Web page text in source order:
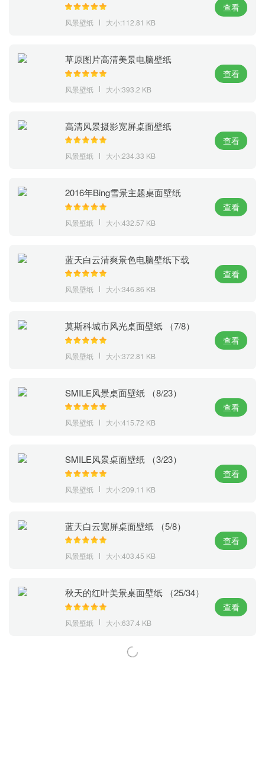
风景壁纸 大小:112.81 KB
查看
草原图片高清美景电脑壁纸
风景壁纸 大小:393.2 KB
查看
高清风景摄影宽屏桌面壁纸
（1/13）
风景壁纸 大小:234.33 KB
查看
2016年Bing雪景主题桌面壁纸
（5/11）
风景壁纸 大小:432.57 KB
查看
蓝天白云清爽景色电脑壁纸下载
风景壁纸 大小:346.86 KB
查看
莫斯科城市风光桌面壁纸 （7/8）
风景壁纸 大小:372.81 KB
查看
SMILE风景桌面壁纸 （8/23）
风景壁纸 大小:415.72 KB
查看
SMILE风景桌面壁纸 （3/23）
风景壁纸 大小:209.11 KB
查看
蓝天白云宽屏桌面壁纸 （5/8）
风景壁纸 大小:403.45 KB
查看
秋天的红叶美景桌面壁纸 （25/34）
风景壁纸 大小:637.4 KB
查看